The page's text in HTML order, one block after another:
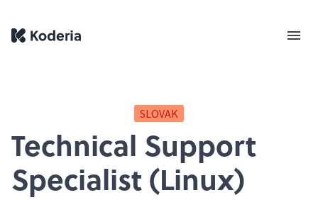
SLOVAK
Technical Support
Specialist (Linux)